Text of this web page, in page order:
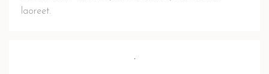
laoreet.